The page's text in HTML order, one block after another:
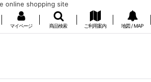
online shopping site
マイページ 商品検索 ご利用案内 地図 / MAP